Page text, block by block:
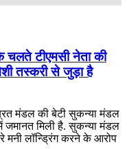
टीएमसी नेता की
तस्करी से जुड़ा है
मंडल की बेटी सुकन्या मंडल
जमानत मिली है. सुकन्या मंडल
मनी लॉन्ड्रिंग करने के आरोप